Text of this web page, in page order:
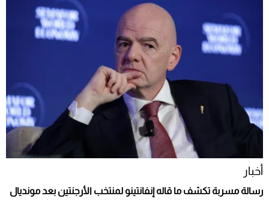
أخبار
رسالة مسربة تكشف ما قاله إنفانتينو لمنتخب الأرجنتين بعد مونديال